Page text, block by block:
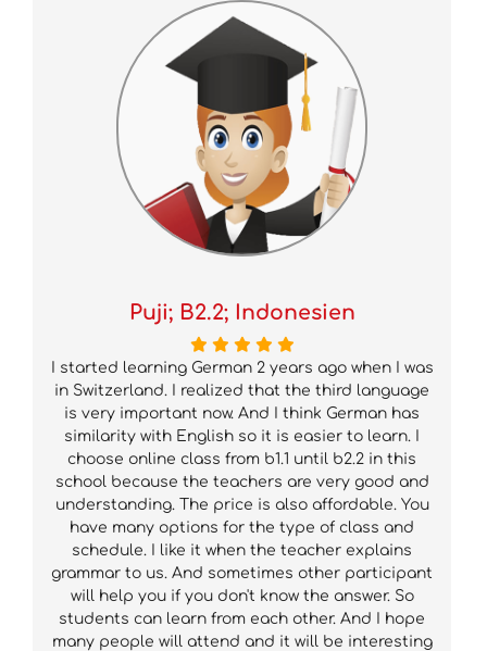
Puji; B2.2; Indonesien
I started learning German 2 years ago when I was
in Switzerland. I realized that the third language
is very important now. And I think German has
similarity with English so it is easier to learn. I
choose online class from b1.1 until b2.2 in this
school because the teachers are very good and
understanding. The price is also affordable. You
have many options for the type of class and
schedule. I like it when the teacher explains
grammar to us. And sometimes other participant
will help you if you don't know the answer. So
students can learn from each other. And I hope
many people will attend and it will be interesting